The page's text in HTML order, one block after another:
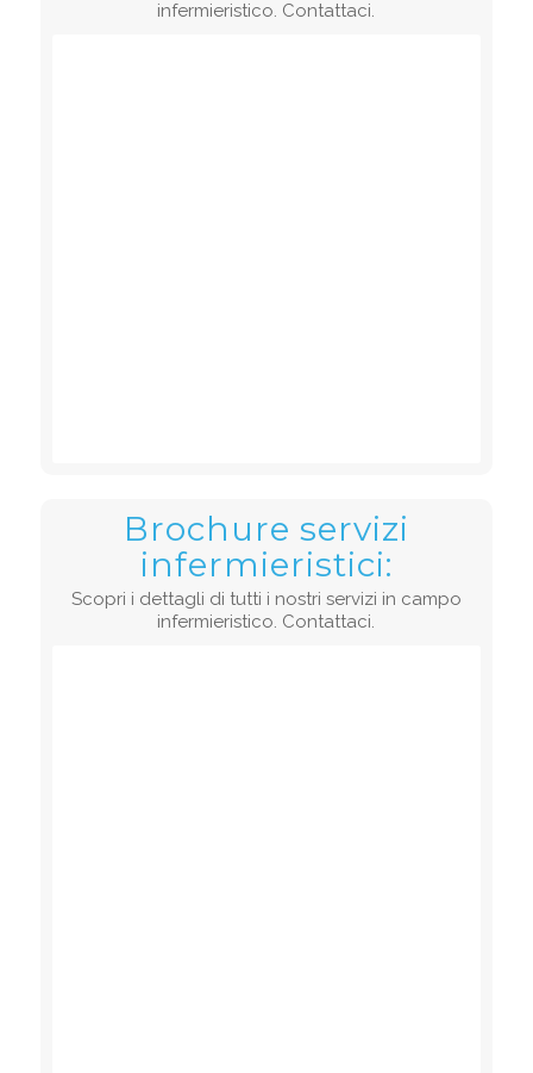
infermieristico. Contattaci.
Brochure servizi
infermieristici:
Scopri i dettagli di tutti i nostri servizi in campo
infermieristico. Contattaci.